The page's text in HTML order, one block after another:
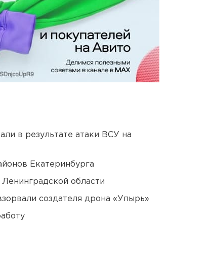
в результате атаки ВСУ на
Екатеринбурга
области
создателя дрона «Упырь»